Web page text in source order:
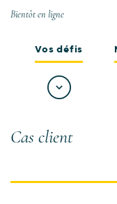
Bientôt en ligne
Vos défis
Cas client